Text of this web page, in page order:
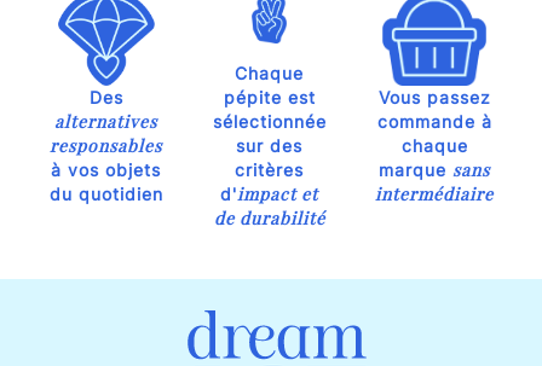
Des
alternatives
responsables
à vos objets
du quotidien
Chaque
pépite est
sélectionnée
sur des
critères
d'impact et
de durabilité
Vous passez
commande à
chaque
marque sans
intermédiaire